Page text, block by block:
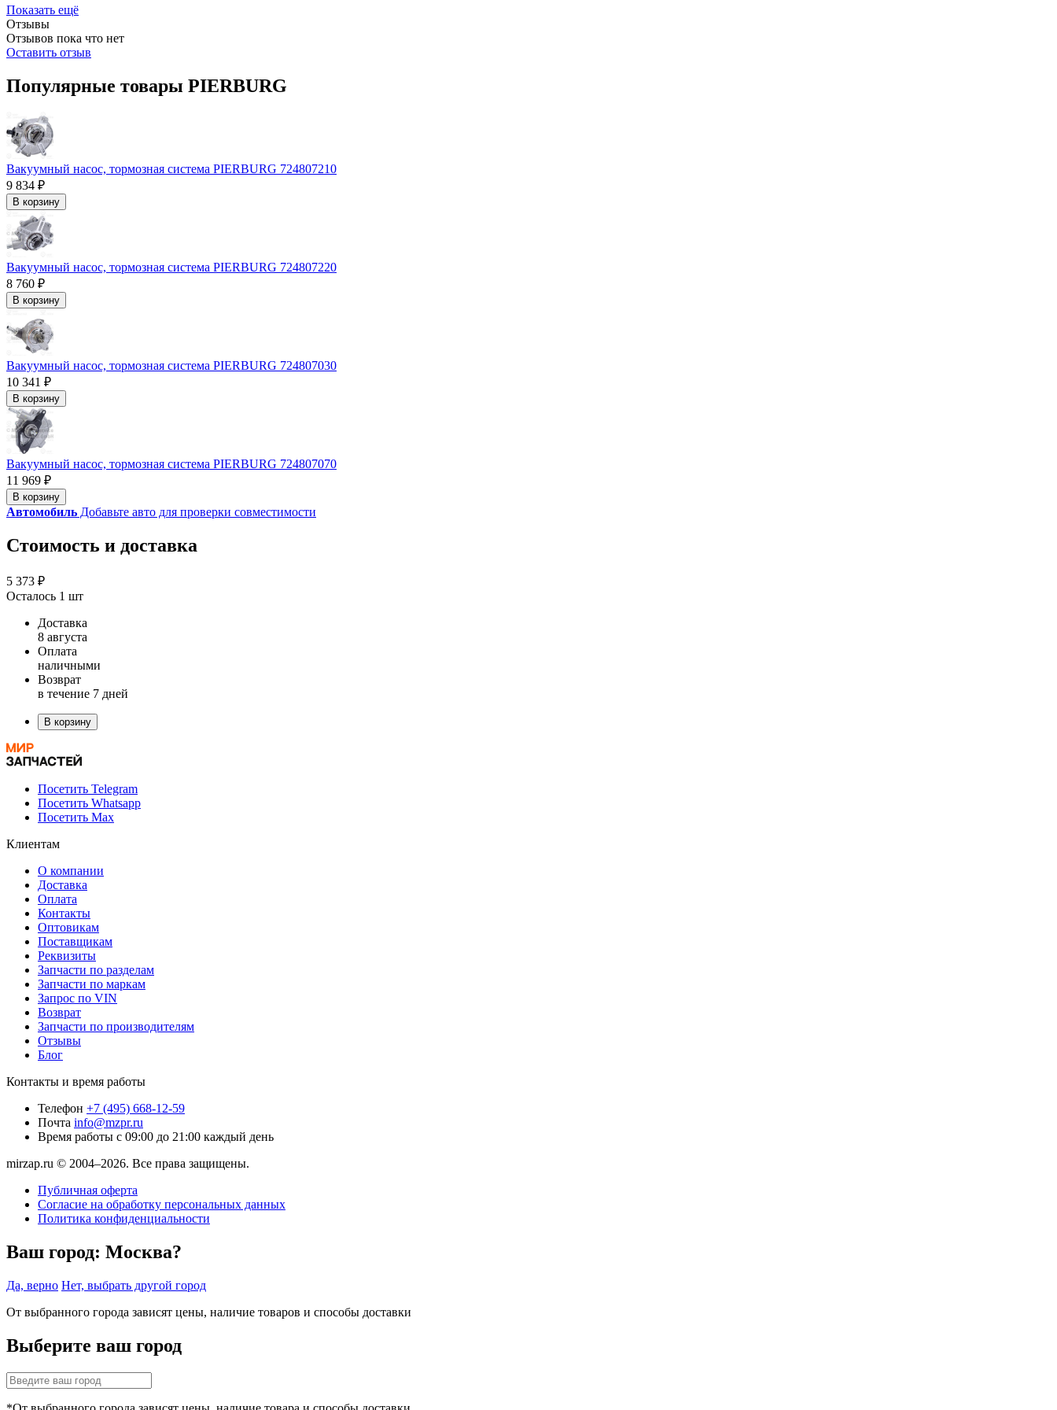
Показать ещё
Отзывы
Отзывов пока что нет
Оставить отзыв
Популярные товары PIERBURG
Вакуумный насос, тормозная система PIERBURG 724807210
9 834 ₽
В корзину
Вакуумный насос, тормозная система PIERBURG 724807220
8 760 ₽
В корзину
Вакуумный насос, тормозная система PIERBURG 724807030
10 341 ₽
В корзину
Вакуумный насос, тормозная система PIERBURG 724807070
11 969 ₽
В корзину
Автомобиль Добавьте авто для проверки совместимости
Стоимость и доставка
5 373 ₽
Осталось 1 шт
Доставка
8 августа
Оплата
наличными
Возврат
в течение 7 дней
В корзину
Посетить Telegram
Посетить Whatsapp
Посетить Max
Клиентам
О компании
Доставка
Оплата
Контакты
Оптовикам
Поставщикам
Реквизиты
Запчасти по разделам
Запчасти по маркам
Запрос по VIN
Возврат
Запчасти по производителям
Отзывы
Блог
Контакты и время работы
Телефон +7 (495) 668-12-59
Почта info@mzpr.ru
Время работы с 09:00 до 21:00 каждый день
mirzap.ru © 2004–2026. Все права защищены.
Публичная оферта
Согласие на обработку персональных данных
Политика конфиденциальности
Ваш город: Москва?
Да, верно Нет, выбрать другой город
От выбранного города зависят цены, наличие товаров и способы доставки
Выберите ваш город